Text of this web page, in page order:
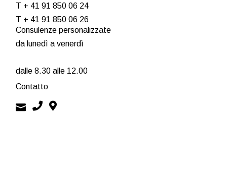
T + 41 91 850 06 24
T + 41 91 850 06 26
Consulenze personalizzate
da lunedì a venerdì
dalle 8.30 alle 12.00
Contatto